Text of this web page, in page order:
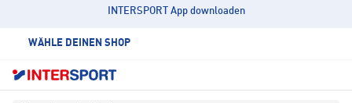
INTERSPORT App downloaden
WÄHLE DEINEN SHOP